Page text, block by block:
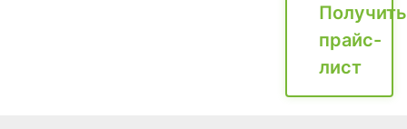
Получить
прайс-
лист